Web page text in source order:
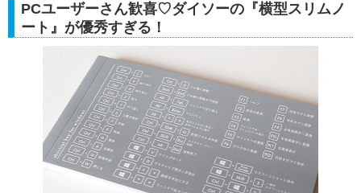
PCユーザーさん歓喜♡ダイソーの『横型スリムノ
ート』が優秀すぎる！